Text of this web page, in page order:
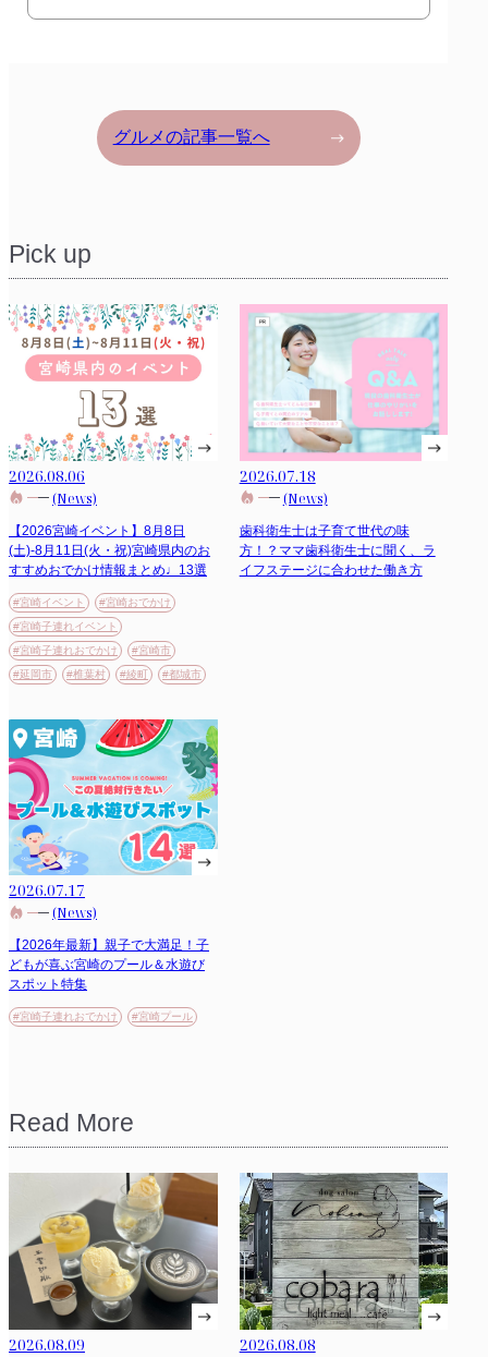
グルメの記事一覧へ
Pick up
2026.08.06
(News)
【2026宮崎イベント】8月8日
(土)-8月11日(火・祝)宮崎県内のお
すすめおでかけ情報まとめ♩13選
#宮崎イベント
#宮崎おでかけ
#宮崎子連れイベント
#宮崎子連れおでかけ
#宮崎市
#延岡市
#椎葉村 #綾町 #都城市
2026.07.18
(News)
歯科衛生士は子育て世代の味
方！？ママ歯科衛生士に聞く、ラ
イフステージに合わせた働き方
2026.07.17
(News)
【2026年最新】親子で大満足！子
どもが喜ぶ宮崎のプール＆水遊び
スポット特集
#宮崎子連れおでかけ #宮崎プール
Read More
2026.08.09 2026.08.08